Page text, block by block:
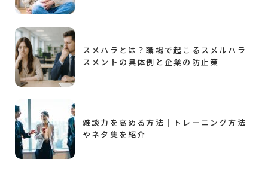
スメハラとは？職場で起こるスメルハラ
スメントの具体例と企業の防止策
雑談力を高める方法｜トレーニング方法
やネタ集を紹介